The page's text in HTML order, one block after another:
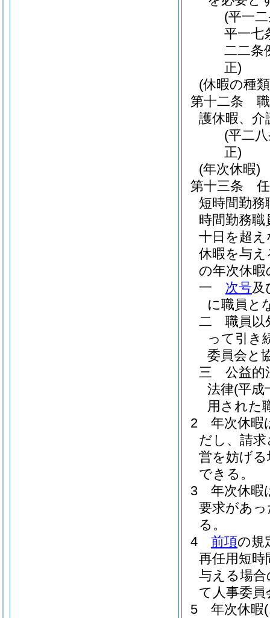
(平一
平一七
二二条
正)
(休暇の種
第十二条
護休暇、介
(平二
正)
(年次休暇)
第十三条
短時間勤務
時間勤務
十日を超
休暇を与
の年次休
一
次号及
に職員と
二
職員以
って引き
委員会と
三
公益的
法律(平成
用された
2
年次休暇
だし、請
営を妨げ
できる。
3
年次休暇
要求があ
る。
4
前項の規
再任用短時
与える場
て人事委
5
年次休暇